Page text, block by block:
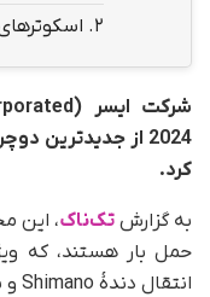
2.
شرکت ایسر (
2024 از
کرد.
به گزارشتک‌ناک، این
حمل بار هستند، که
انتقال دندۀ Shimano و باتری‌های قدرتمند دارند.